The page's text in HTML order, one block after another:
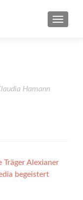
Hamann
Träger Alexianer
begeistert